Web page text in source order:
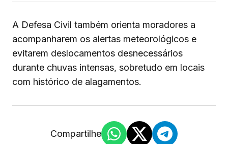
A Defesa Civil também orienta moradores a
acompanharem os alertas meteorológicos e
evitarem deslocamentos desnecessários
durante chuvas intensas, sobretudo em locais
com histórico de alagamentos.
Compartilhe